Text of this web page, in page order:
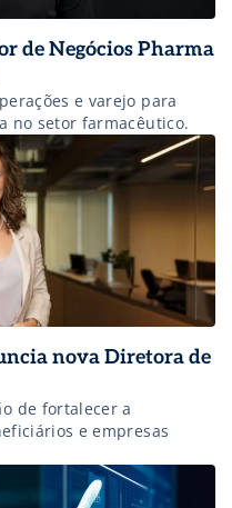
de Negócios Pharma
e varejo para
no setor farmacêutico.
nova Diretora de
de fortalecer a
e empresas